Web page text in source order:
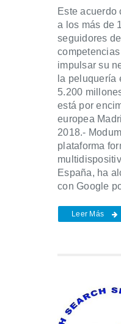
Este acuerdo
a los más de
seguidores
impulsar su
la peluquería
5.200
está por
europea
2018.-
plataforma
España, ha
con Google
Leer Más